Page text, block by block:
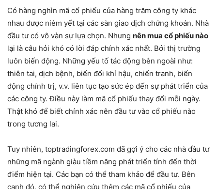
Có hàng nghìn mã cổ phiếu của hàng trăm công ty khác
nhau được niêm yết tại các sàn giao dịch chứng khoán. Nhà
đầu tư có vô vàn sự lựa chọn. Nhưng nên mua cổ phiếu nào
lại là câu hỏi khó có lời đáp chính xác nhất. Bởi thị trường
luôn biến động. Những yếu tố tác động bên ngoài như:
thiên tai, dịch bệnh, biến đổi khí hậu, chiến tranh, biến
động chính trị, v.v. liên tục tạo sức ép đến sự phát triển của
các công ty. Điều này làm mã cổ phiếu thay đổi mỗi ngày.
Thật khó để biết chính xác nên đầu tư vào cổ phiếu nào
trong tương lai.
Tuy nhiên, toptradingforex.com đã gợi ý cho các nhà đầu tư
những mã ngành giàu tiềm năng phát triển tính đến thời
điểm hiện tại. Các bạn có thể tham khảo để đầu tư. Bên
cạnh đó, có thể nghiên cứu thêm các mã cổ phiếu của